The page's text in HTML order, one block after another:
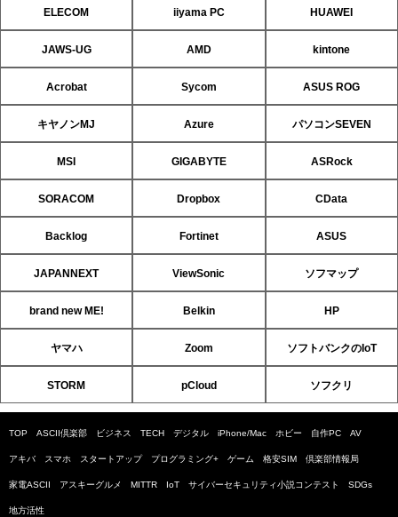
ELECOM iiyama PC HUAWEI
JAWS-UG AMD kintone
Acrobat Sycom ASUS ROG
キヤノンMJ Azure パソコンSEVEN
MSI GIGABYTE ASRock
SORACOM Dropbox CData
Backlog Fortinet ASUS
JAPANNEXT ViewSonic ソフマップ
brand new ME! Belkin HP
ヤマハ Zoom ソフトバンクのIoT
STORM pCloud ソフクリ
TOP ASCII倶楽部 ビジネス TECH デジタル iPhone/Mac ホビー 自作PC AV
アキバ スマホ スタートアップ プログラミング+ ゲーム 格安SIM 倶楽部情報局
家電ASCII アスキーグルメ MITTR IoT サイバーセキュリティ小説コンテスト SDGs
地方活性